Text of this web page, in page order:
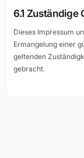
6.1 Zuständige
Dieses Impressum
Ermangelung einer
geltenden
gebracht.